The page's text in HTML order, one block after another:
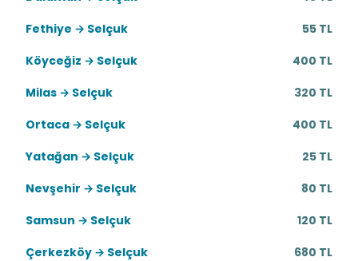
Fethiye → Selçuk
55 TL
Köyceğiz → Selçuk
400 TL
Milas → Selçuk
320 TL
Ortaca → Selçuk
400 TL
Yatağan → Selçuk
25 TL
Nevşehir → Selçuk
80 TL
Samsun → Selçuk
120 TL
Çerkezköy → Selçuk
680 TL